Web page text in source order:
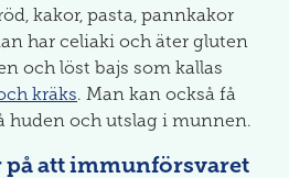
kakor, pasta, pannkakor
har celiaki och äter gluten
och löst bajs som kallas
kräks. Man kan också få
huden och utslag i munnen.
att immunförsvaret